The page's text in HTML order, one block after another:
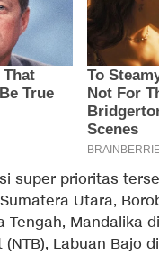
super prioritas
Utara,
Tengah, Mandalika
Labuan Bajo